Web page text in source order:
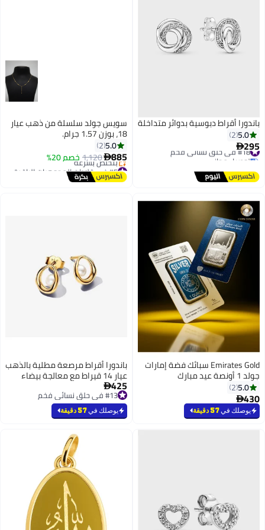
باندورا أقراط دبوسية بدوائر متداخلة
5.0
2
295#18 في حلق نسائي فخم
توصيل مجاني
سويس جولد سلسلة من ذهب عيار
18، بوزن 1.57 جرام.
5.0
2
885
1,120خصم 20%
توصيل مجاني
بتخلّص بسرعة
Emirates Gold سبائك فضة إمارات
جولد 1 أونصة عيد مبارك
5.0
2
430
يوصلك في57 دقيقة
باندورا أقراط مرصعة مطلية بالذهب
عيار 14 قيراط مع معالجة بيضاء
425
#13 في حلق نسائي فخم
#13 في حلق نسائي فخم
يوصلك في57 دقيقة